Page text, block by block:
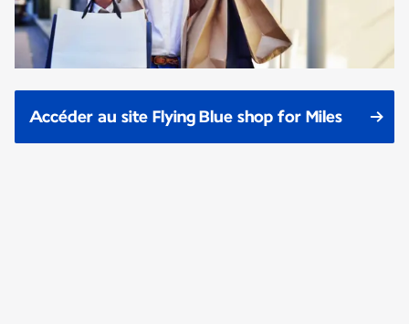
Accéder au site Flying Blue shop for Miles